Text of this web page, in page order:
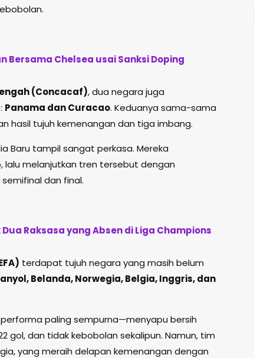
Bersama Chelsea usai Sanksi Doping
(Concacaf), dua negara juga
Panama dan Curacao. Keduanya sama-sama
hasil tujuh kemenangan dan tiga imbang.
Baru tampil sangat perkasa. Mereka
melanjutkan tren tersebut dengan
dan final.
Raksasa yang Absen di Liga Champions
terdapat tujuh negara yang masih belum
Belanda, Norwegia, Belgia, Inggris, dan
paling sempurna—menyapu bersih
gol, dan tidak kebobolan sekalipun. Namun, tim
yang meraih delapan kemenangan dengan